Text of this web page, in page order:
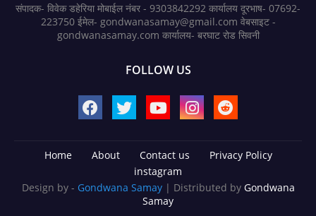
संपादक- विवेक डहेरिया मोबाईल नंबर - 9303842292 कार्यालय दूरभाष- 07692-
223750 ईमेल- gondwanasamay@gmail.com वेबसाइट -
gondwanasamay.com कार्यालय- बरघाट रोड सिवनी
FOLLOW US
Home About Contact us
Privacy Policy
instagram
Design by - Gondwana Samay | Distributed by Gondwana
Samay